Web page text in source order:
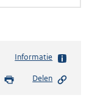
Informatie
Delen